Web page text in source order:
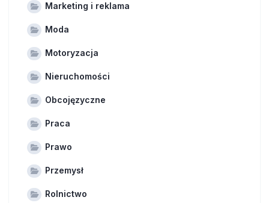
Marketing i reklama
Moda
Motoryzacja
Nieruchomości
Obcojęzyczne
Praca
Prawo
Przemysł
Rolnictwo